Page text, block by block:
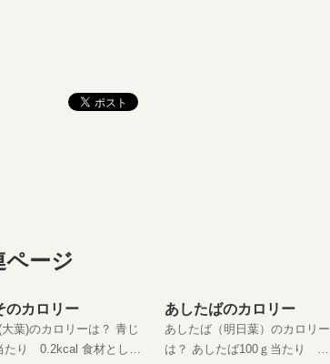
ページ
のカロリー
葉)のカロリーは？ 青じ
たり 0.2kcal 食材として
あしたばのカロリー
あしたば（明日葉）のカロリー
は？ あしたば100ｇ当たり